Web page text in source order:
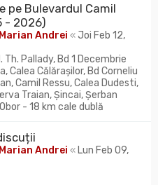
pe Bulevardul Camil
- 2026)
Marian Andrei « Joi Feb 12,
Th. Pallady, Bd 1 Decembrie
Calea Călărașilor, Bd Corneliu
Camil Ressu, Calea Dudesti,
Traian, Șincai, Șerban
- 18 km cale dublă
Marian Andrei « Lun Feb 09,